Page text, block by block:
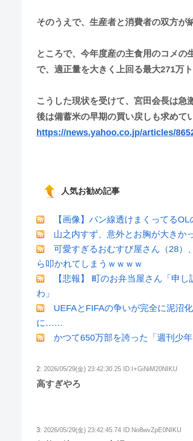
そのうえで、生産者と消費者の双方が
ところで、今年度産の主食用のコメ
で、適正量を大きく上回る最大271万
こうした現状を受けて、宮田会長は急
後は備蓄米の早期の買い戻しも求めて
https://news.yahoo.co.jp/articles/
人気お勧め記事
【画像】パン線透けまくってる
山之内すず、意外とお胸が大きか
可愛すぎるおむすび屋さん（28）
ら叩かれてしまうｗｗｗｗ
【悲報】 町のお弁当屋さん「申
わ」
UEFAとFIFAの争いが完全に泥沼
に……
かつて650万部を誇った「週刊少
2: 2026/05/29(金) 23:42:30.25 ID:I+GiNiM20NIKU
高すぎやろ
3: 2026/05/29(金) 23:42:45.74 ID:No8wvZpE0NIKU